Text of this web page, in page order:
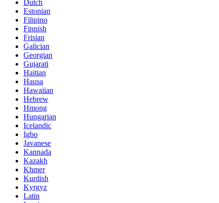
Dutch
Estonian
Filipino
Finnish
Frisian
Galician
Georgian
Gujarati
Haitian
Hausa
Hawaiian
Hebrew
Hmong
Hungarian
Icelandic
Igbo
Javanese
Kannada
Kazakh
Khmer
Kurdish
Kyrgyz
Latin